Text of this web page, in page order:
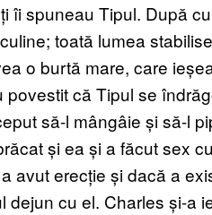
îi spuneau Tipul. După
toată lumea
o burtă mare, care
că Tipul se
să-l mângâie și să-l
și ea și a făcut sex
avut erecție și dacă a
cu el. Charles și-a